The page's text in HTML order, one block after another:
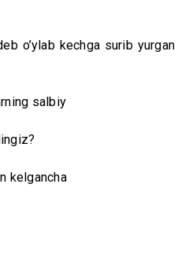
o’ylab kechga surib yurgan
salbiy
kelgancha